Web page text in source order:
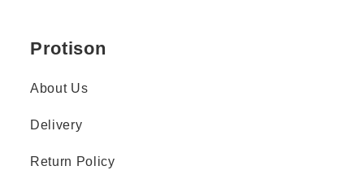
Protison
About Us
Delivery
Return Policy